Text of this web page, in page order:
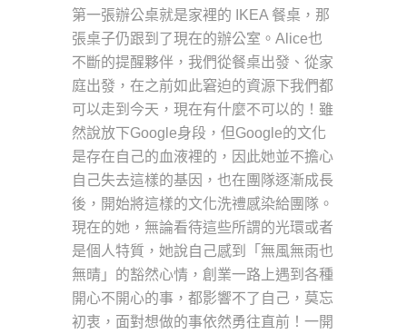
第一張辦公桌就是家裡的 IKEA 餐桌，那
張桌子仍跟到了現在的辦公室。Alice也
不斷的提醒夥伴，我們從餐桌出發、從家
庭出發，在之前如此窘迫的資源下我們都
可以走到今天，現在有什麼不可以的！雖
然說放下Google身段，但Google的文化
是存在自己的血液裡的，因此她並不擔心
自己失去這樣的基因，也在團隊逐漸成長
後，開始將這樣的文化洗禮感染給團隊。
現在的她，無論看待這些所謂的光環或者
是個人特質，她說自己感到「無風無雨也
無晴」的豁然心情，創業一路上遇到各種
開心不開心的事，都影響不了自己，莫忘
初衷，面對想做的事依然勇往直前！一開